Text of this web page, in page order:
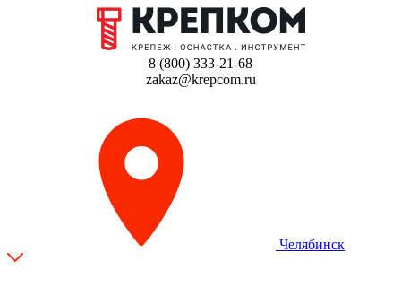
8 (800) 333-21-68
zakaz@krepcom.ru
Челябинск